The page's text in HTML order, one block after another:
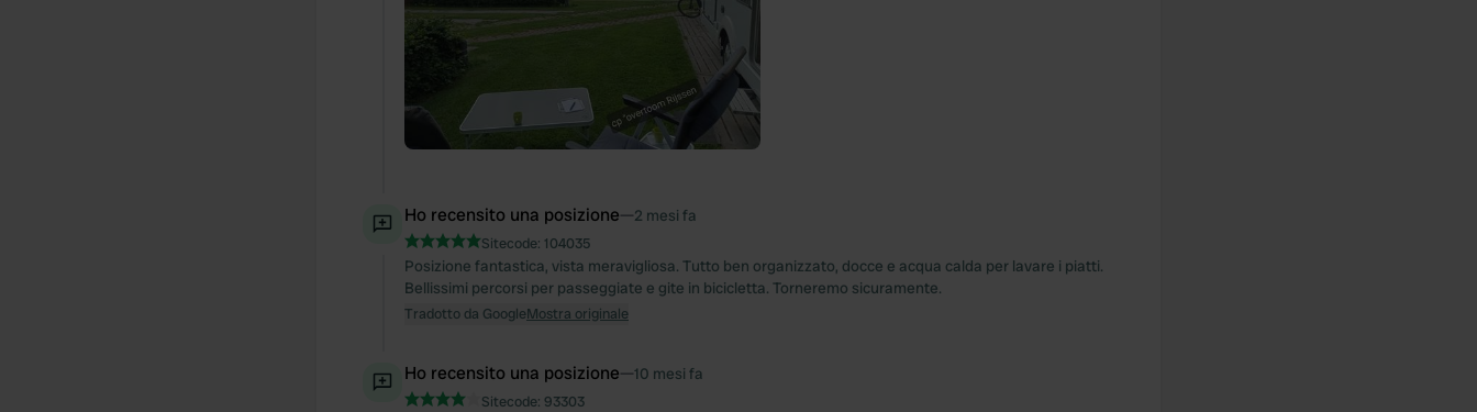
Ho recensito una posizione—2 mesi fa
Sitecode: 104035
Posizione fantastica, vista meravigliosa. Tutto ben organizzato, docce e acqua calda per lavare i piatti.
Bellissimi percorsi per passeggiate e gite in bicicletta. Torneremo sicuramente.
Tradotto da GoogleMostra originale
Ho recensito una posizione—10 mesi fa
Sitecode: 93303